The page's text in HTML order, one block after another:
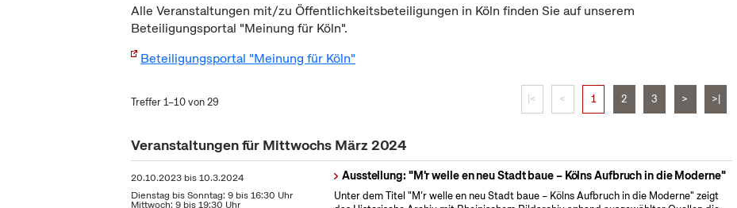
Alle Veranstaltungen mit/zu Öffentlichkeitsbeteiligungen in Köln finden Sie auf unserem
Beteiligungsportal "Meinung für Köln".
Beteiligungsportal "Meinung für Köln"
Treffer 1–10 von 29 |< < 1 2 3 > >|
Veranstaltungen für Mittwochs März 2024
20.10.2023 bis10.3.2024
Dienstag bis Sonntag: 9 bis 16:30 Uhr
Mittwoch: 9 bis 19:30 Uhr
Ausstellung: "M'r welle en neu Stadt baue – Kölns Aufbruch in die Moderne"
Unter dem Titel "M’r welle en neu Stadt baue – Kölns Aufbruch in die Moderne" zeigt